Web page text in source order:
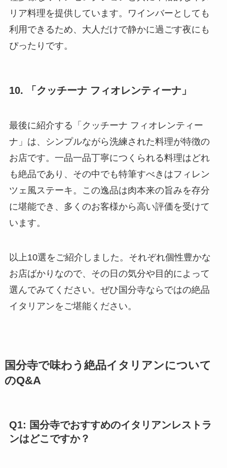
リア料理を提供しています。ワインバーとしても
利用できるため、大人だけで静かに過ごす夜にも
ぴったりです。
10. 「クッチーナ フィオレンティーナ」
最後に紹介する「クッチーナ フィオレンティー
ナ」は、シンプルながら洗練された料理が特徴の
お店です。一品一品丁寧につくられる料理はどれ
も絶品であり、その中でも特筆すべきはフィレン
ツェ風ステーキ。この逸品は肉本来の旨みを存分
に堪能でき、多くのお客様から高い評価を受けて
います。
以上10選をご紹介しました。それぞれ個性豊かな
お店ばかりなので、その日の気分や目的によって
選んでみてください。ぜひ国分寺ならではの絶品
イタリアンをご堪能ください。
国分寺で味わう絶品イタリアンについて
のQ&A
Q1: 国分寺でおすすめのイタリアンレストラ
ンはどこですか？